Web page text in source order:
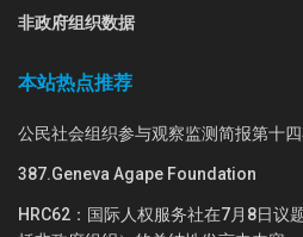
非政府组织数据
本站热点推荐
公民社会组织参与观察监测简报第十
387.Geneva Agape Foundation
HRC62：国际人权服务社在7月8日议